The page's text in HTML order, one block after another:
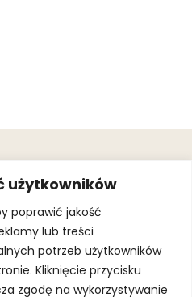
użytkowników
poprawić jakość
lub treści
potrzeb użytkowników
Kliknięcie przycisku
zgodę na wykorzystywanie
JOIN OUR
MAILING
By subscribing,
you agree to
ourTerms of
UseandPrivacy
.
.